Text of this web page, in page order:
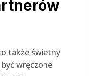
także świetny
wręczone